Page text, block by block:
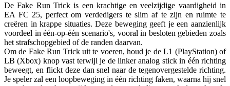
De Fake Run Trick is een krachtige en veelzijdige vaardigheid in
EA FC 25, perfect om verdedigers te slim af te zijn en ruimte te
creëren in krappe situaties. Deze beweging geeft je een aanzienlijk
voordeel in één-op-één scenario's, vooral in besloten gebieden zoals
het strafschopgebied of de randen daarvan.
Om de Fake Run Trick uit te voeren, houd je de L1 (PlayStation) of
LB (Xbox) knop vast terwijl je de linker analog stick in één richting
beweegt, en flickt deze dan snel naar de tegenovergestelde richting.
Je speler zal een loopbeweging in één richting faken, waarna hij snel